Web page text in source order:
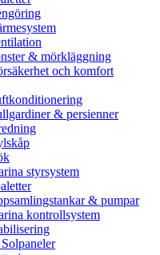
& mörkläggning
och komfort
& persienner
styrsystem
& pumpar
kontrollsystem